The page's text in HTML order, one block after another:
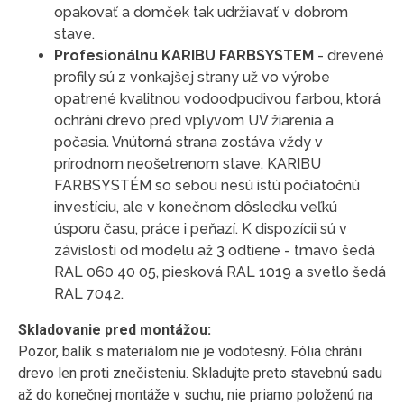
opakovať a domček tak udržiavať v dobrom
stave.
Profesionálnu KARIBU FARBSYSTEM - drevené
profily sú z vonkajšej strany už vo výrobe
opatrené kvalitnou vodoodpudivou farbou, ktorá
ochráni drevo pred vplyvom UV žiarenia a
počasia. Vnútorná strana zostáva vždy v
prírodnom neošetrenom stave. KARIBU
FARBSYSTÉM so sebou nesú istú počiatočnú
investíciu, ale v konečnom dôsledku veľkú
úsporu času, práce i peňazí. K dispozícii sú v
závislosti od modelu až 3 odtiene - tmavo šedá
RAL 060 40 05, piesková RAL 1019 a svetlo šedá
RAL 7042.
Skladovanie pred montážou:
Pozor, balík s materiálom nie je vodotesný. Fólia chráni
drevo len proti znečisteniu. Skladujte preto stavebnú sadu
až do konečnej montáže v suchu, nie priamo položenú na